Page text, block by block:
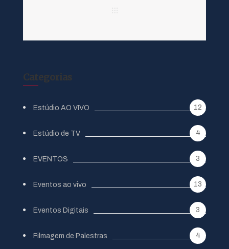
Categorias
Estúdio AO VIVO 12
Estúdio de TV 4
EVENTOS 3
Eventos ao vivo 13
Eventos Digitais 3
Filmagem de Palestras 4